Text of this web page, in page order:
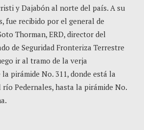
y Dajabón al norte del país. A su
fue recibido por el general de
Thorman, ERD, director del
de Seguridad Fronteriza Terrestre
ir al tramo de la verja
pirámide No. 311, donde está la
río Pedernales, hasta la pirámide No.